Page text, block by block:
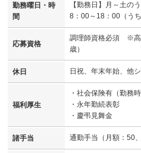
勤務曜日・時
間
【勤務日】月～土の
8：00～18：00（う
応募資格
調理師資格必須 ※高
歳）
休日 日祝、年末年始、他
福利厚生
・社会保険有（勤務
・永年勤続表彰
・慶弔見舞金
諸手当 通勤手当（月額：50